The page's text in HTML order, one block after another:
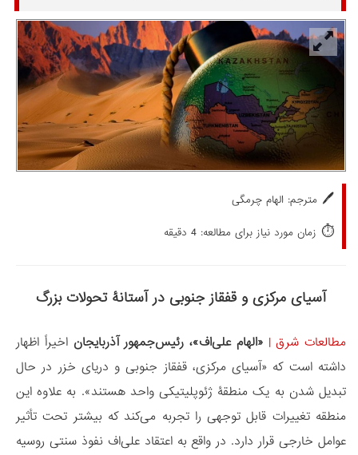
🖊️ مترجم: الهام چرمگی
⏱️ زمان مورد نیاز برای مطالعه: 4 دقیقه
آسیای مرکزی و قفقاز جنوبی در آستانۀ تحولات بزرگ
مطالعات شرق| «الهام علی‌اف»، رئیس‌جمهور آذربایجان اخیراً اظهار
داشته است که «آسیای مرکزی، قفقاز جنوبی و دریای خزر در حال
تبدیل شدن به یک منطقۀ ژئوپلیتیکی واحد هستند». به علاوه این
منطقه تغییرات قابل توجهی را تجربه می‌کند که بیشتر تحت تأثیر
عوامل خارجی قرار دارد. در واقع به اعتقاد علی‌اف نفوذ سنتی روسیه